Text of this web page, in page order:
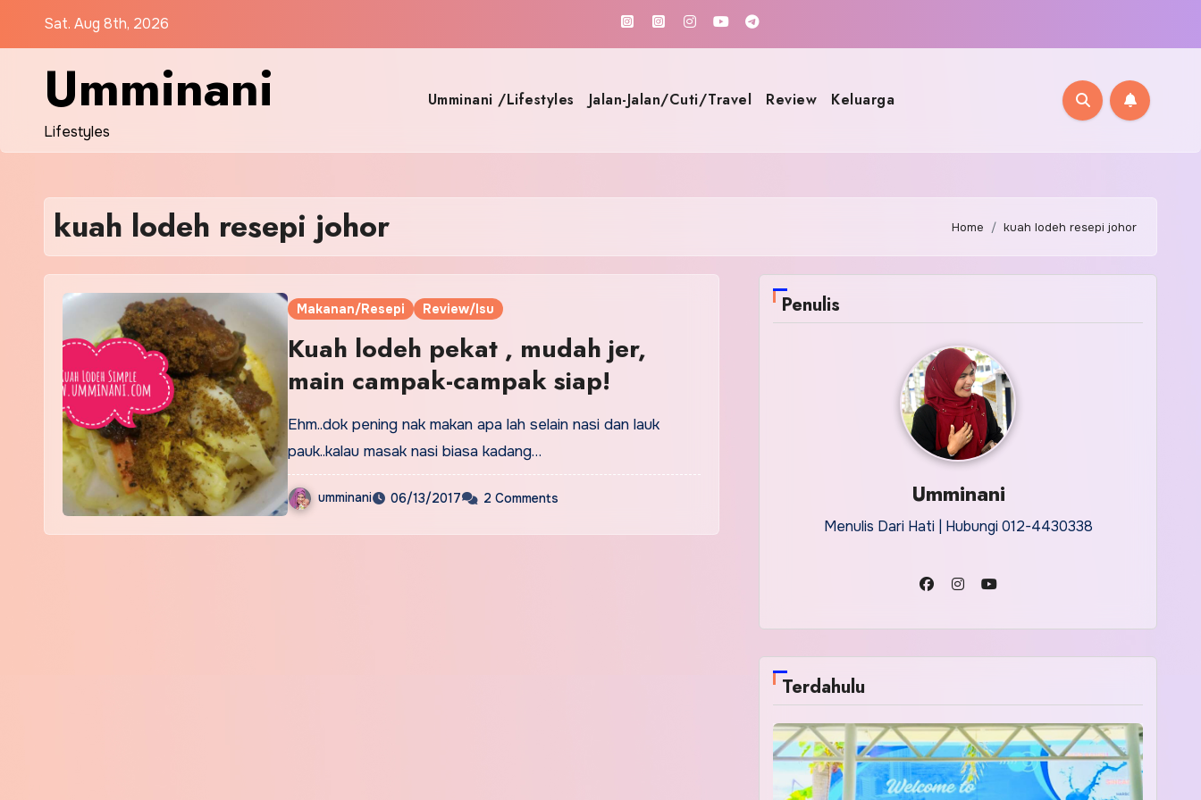
Sat. Aug 8th, 2026
Umminani
Lifestyles
Umminani /Lifestyles Jalan-Jalan/Cuti/Travel Review Keluarga
kuah lodeh resepi johor Home kuah lodeh resepi johor
Makanan/Resepi Review/Isu
Kuah lodeh pekat , mudah jer,
main campak-campak siap!
Ehm..dok pening nak makan apa lah selain nasi dan lauk
pauk..kalau masak nasi biasa kadang…
umminani 06/13/2017 2 Comments
Penulis
Umminani
Menulis Dari Hati | Hubungi 012-4430338
Terdahulu